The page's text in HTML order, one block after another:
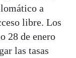
a
libre. Los
28 de enero
las tasas